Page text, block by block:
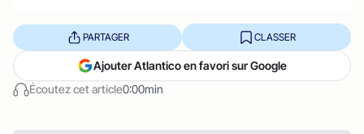
Écoutez cet article0:00min
PARTAGER CLASSER
Ajouter Atlantico en favori sur Google